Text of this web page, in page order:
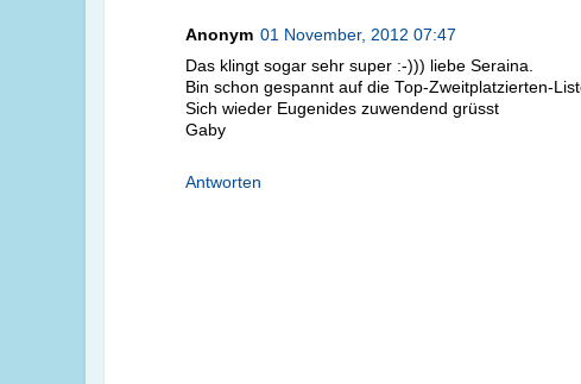
Anonym 01 November, 2012 07:47
Das klingt sogar sehr super :-))) liebe Seraina.
Bin schon gespannt auf die Top-Zweitplatzierten-
Sich wieder Eugenides zuwendend grüsst
Gaby
Antworten